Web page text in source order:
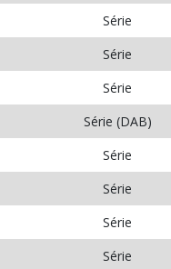
Série
Série
Série
Série (DAB)
Série
Série
Série
Série